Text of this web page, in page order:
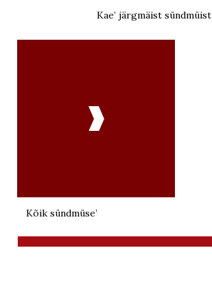
Kae’ järgmäist sündmüist

Kõik sündmüse’